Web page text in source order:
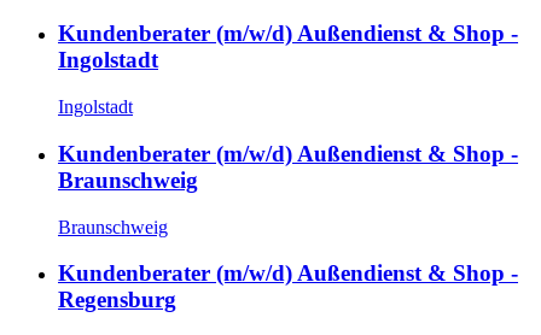
Kundenberater (m/w/d) Außendienst & Shop -
Ingolstadt
Ingolstadt
Kundenberater (m/w/d) Außendienst & Shop -
Braunschweig
Braunschweig
Kundenberater (m/w/d) Außendienst & Shop -
Regensburg